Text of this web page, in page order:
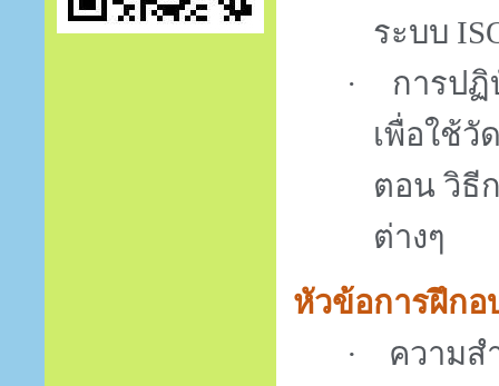
ระบบ
·
การป
เพื่อใช้
ตอน วิธี
ต่างๆ
หัวข้อการฝึกอ
·
ความส